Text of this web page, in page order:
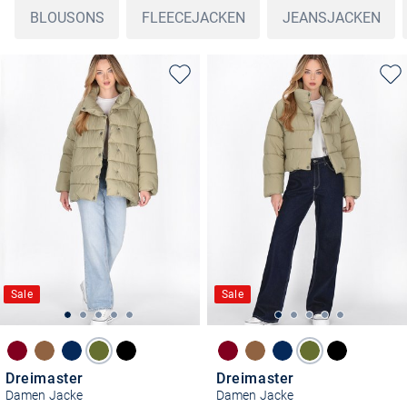
BLOUSONS FLEECEJACKEN JEANSJACKEN
Sale
Dreimaster
Damen Jacke
Sale
Dreimaster
Damen Jacke